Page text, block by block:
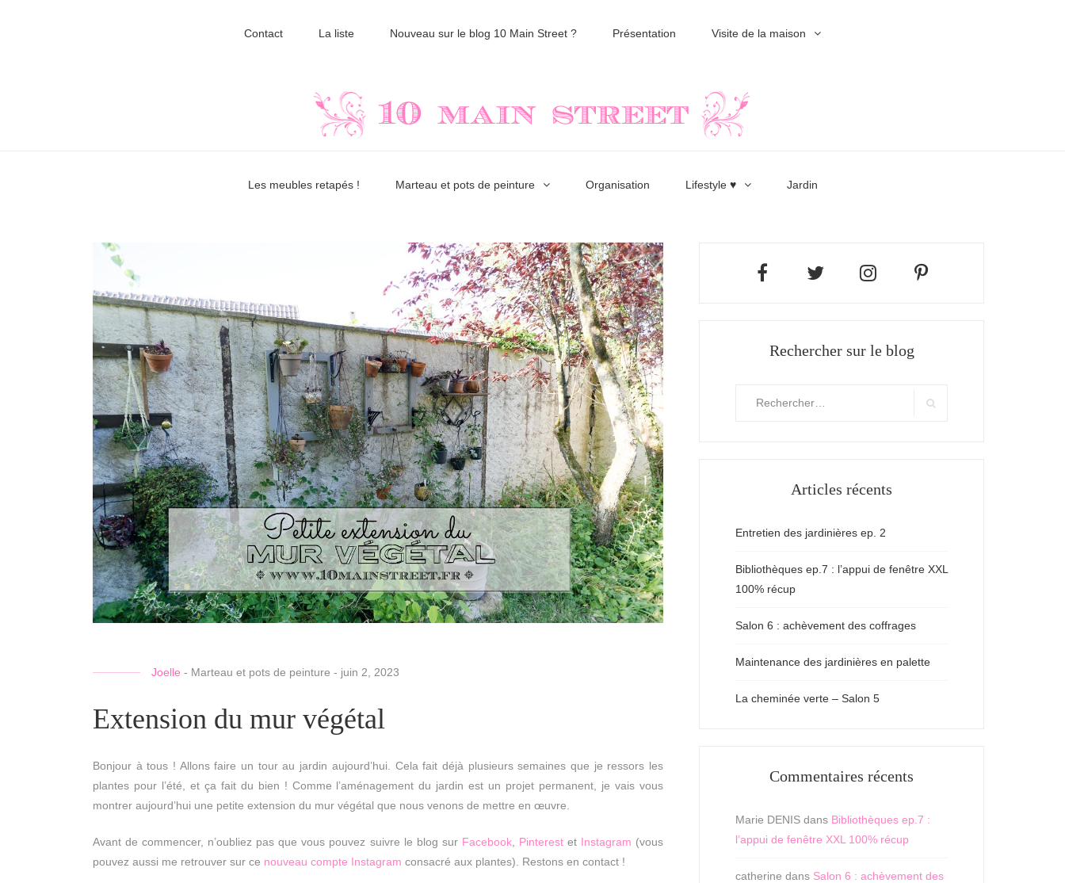
Contact La liste Nouveau sur le blog 10 Main Street ? Présentation Visite de la maison
Les meubles retapés ! Marteau et pots de peinture Organisation Lifestyle ♥ Jardin
Joelle - Marteau et pots de peinture - juin 2, 2023
Extension du mur végétal
Bonjour à tous ! Allons faire un tour au jardin aujourd’hui. Cela fait déjà plusieurs semaines que je ressors les
plantes pour l’été, et ça fait du bien ! Comme l’aménagement du jardin est un projet permanent, je vais vous
montrer aujourd’hui une petite extension du mur végétal que nous venons de mettre en œuvre.
Avant de commencer, n’oubliez pas que vous pouvez suivre le blog sur Facebook, Pinterestet Instagram (vous
pouvez aussi me retrouver sur ce nouveau compte Instagram consacré aux plantes). Restons en contact !
Rechercher sur le blog
Articles récents
Entretien des jardinières ep. 2
Bibliothèques ep.7 : l’appui de fenêtre XXL
100% récup
Salon 6 : achèvement des coffrages
Maintenance des jardinières en palette
La cheminée verte – Salon 5
Commentaires récents
Marie DENIS dans Bibliothèques ep.7 :
l’appui de fenêtre XXL 100% récup
catherine dans Salon 6 : achèvement des